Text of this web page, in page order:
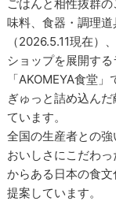
ごはんと相性抜群
味料、食器・調理
（2026.5.11現在）
ショップを展開す
「AKOMEYA食堂
ぎゅっと詰め込ん
ています。
全国の生産者との
おいしさにこだわ
からある日本の食
提案しています。